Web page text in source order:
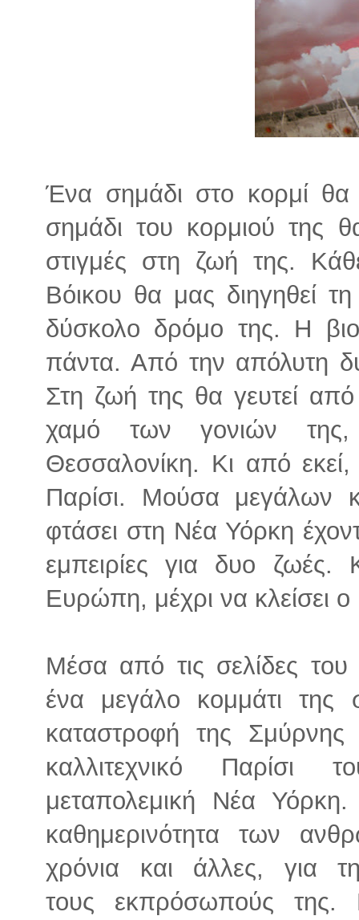
Ένα σημάδι στο κορμί θα
σημάδι του κορμιού της
στιγμές στη ζωή της.
Βόικου θα μας διηγηθεί
δύσκολο δρόμο της. Η
πάντα. Από την απόλυτη
Στη ζωή της θα γευτεί
χαμό των γονιών της,
Θεσσαλονίκη. Κι από
Παρίσι. Μούσα μεγάλων
φτάσει στη Νέα Υόρκη
εμπειρίες για δυο
Ευρώπη, μέχρι να κλείσει ο
Μέσα από τις σελίδες
ένα μεγάλο κομμάτι της
καταστροφή της
καλλιτεχνικό Παρίσι
μεταπολεμική Νέα
καθημερινότητα των
χρόνια και άλλες, για
τους εκπρόσωπούς της.